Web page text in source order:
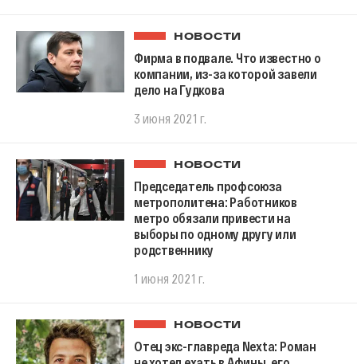
НОВОСТИ
Фирма в подвале. Что известно о
компании, из-за которой завели
дело на Гудкова
3 июня 2021 г.
НОВОСТИ
Председатель профсоюза
метрополитена: Работников
метро обязали привести на
выборы по одному другу или
родственнику
1 июня 2021 г.
НОВОСТИ
Отец экс-главреда Nexta: Роман